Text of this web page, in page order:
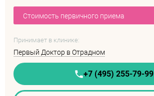
Стоимость первичного приема
Принимает в клинике:
Первый Доктор в Отрадном
+7 (495) 255-79-99